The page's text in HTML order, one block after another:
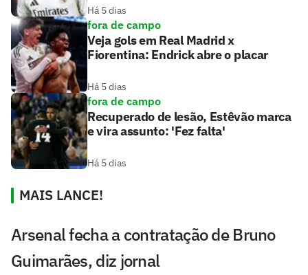
Há 5 dias
fora de campo
Veja gols em Real Madrid x
Fiorentina: Endrick abre o placar
Há 5 dias
fora de campo
Recuperado de lesão, Estêvão marca
e vira assunto: 'Fez falta'
Há 5 dias
MAIS LANCE!
Arsenal fecha a contratação de Bruno
Guimarães, diz jornal